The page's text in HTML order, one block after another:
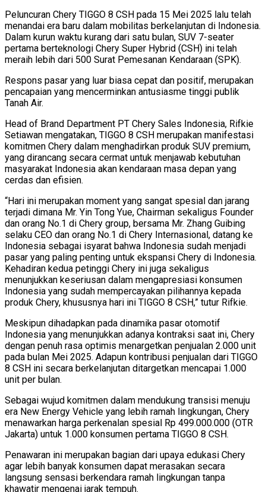
Peluncuran Chery TIGGO 8 CSH pada 15 Mei 2025 lalu telah
menandai era baru dalam mobilitas berkelanjutan di Indonesia.
Dalam kurun waktu kurang dari satu bulan, SUV 7-seater
pertama berteknologi Chery Super Hybrid (CSH) ini telah
meraih lebih dari 500 Surat Pemesanan Kendaraan (SPK).
Respons pasar yang luar biasa cepat dan positif, merupakan
pencapaian yang mencerminkan antusiasme tinggi publik
Tanah Air.
Head of Brand Department PT Chery Sales Indonesia, Rifkie
Setiawan mengatakan, TIGGO 8 CSH merupakan manifestasi
komitmen Chery dalam menghadirkan produk SUV premium,
yang dirancang secara cermat untuk menjawab kebutuhan
masyarakat Indonesia akan kendaraan masa depan yang
cerdas dan efisien.
“Hari ini merupakan moment yang sangat spesial dan jarang
terjadi dimana Mr. Yin Tong Yue, Chairman sekaligus Founder
dan orang No.1 di Chery group, bersama Mr. Zhang Guibing
selaku CEO dan orang No.1 di Chery Internasional, datang ke
Indonesia sebagai isyarat bahwa Indonesia sudah menjadi
pasar yang paling penting untuk ekspansi Chery di Indonesia.
Kehadiran kedua petinggi Chery ini juga sekaligus
menunjukkan keseriusan dalam mengapresiasi konsumen
Indonesia yang sudah mempercayakan pilihannya kepada
produk Chery, khususnya hari ini TIGGO 8 CSH,” tutur Rifkie.
Meskipun dihadapkan pada dinamika pasar otomotif
Indonesia yang menunjukkan adanya kontraksi saat ini, Chery
dengan penuh rasa optimis menargetkan penjualan 2.000 unit
pada bulan Mei 2025. Adapun kontribusi penjualan dari TIGGO
8 CSH ini secara berkelanjutan ditargetkan mencapai 1.000
unit per bulan.
Sebagai wujud komitmen dalam mendukung transisi menuju
era New Energy Vehicle yang lebih ramah lingkungan, Chery
menawarkan harga perkenalan spesial Rp 499.000.000 (OTR
Jakarta) untuk 1.000 konsumen pertama TIGGO 8 CSH.
Penawaran ini merupakan bagian dari upaya edukasi Chery
agar lebih banyak konsumen dapat merasakan secara
langsung sensasi berkendara ramah lingkungan tanpa
khawatir mengenai jarak tempuh.